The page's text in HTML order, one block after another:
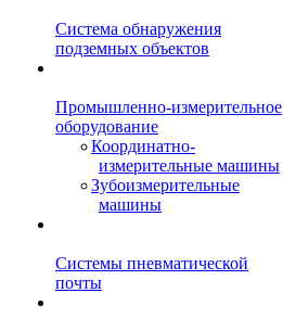
Система обнаружения
подземных объектов
Промышленно-измерительное
оборудование
Координатно-
измерительные машины
Зубоизмерительные
машины
Системы пневматической
почты